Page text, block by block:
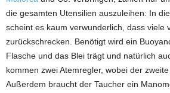
die gesamten Utensilien auszuleihen: In
scheint es kaum verwunderlich, dass viele
zurückschrecken. Benötigt wird ein
Flasche und das Blei trägt und natürlich
kommen zwei Atemregler, wobei der
Außerdem braucht der Taucher ein